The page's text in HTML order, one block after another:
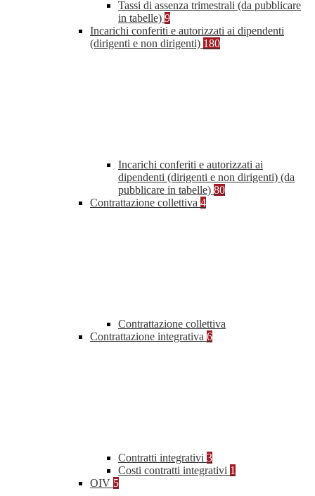
Tassi di assenza trimestrali (da pubblicare
in tabelle) 9
Incarichi conferiti e autorizzati ai dipendenti
(dirigenti e non dirigenti) 180
Incarichi conferiti e autorizzati ai
dipendenti (dirigenti e non dirigenti) (da
pubblicare in tabelle) 80
Contrattazione collettiva 4
Contrattazione collettiva
Contrattazione integrativa 6
Contratti integrativi 3
Costi contratti integrativi 1
OIV 5